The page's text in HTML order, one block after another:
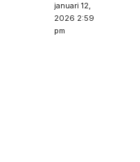
januari 12,
2026 2:59
pm